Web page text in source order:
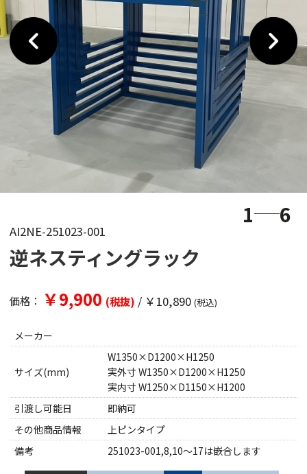
1 6
AI2NE-251023-001
逆ネスティングラック
価格： ￥9,900 (税抜) / ￥10,890 (税込)
メーカー
サイズ(mm)
W1350×D1200×H1250
実外寸 W1350×D1200×H1250
実内寸 W1250×D1150×H1200
引渡し可能日
即納可
その他商品情報
上ピンタイプ
備考
251023-001,8,10～17は嵌合します